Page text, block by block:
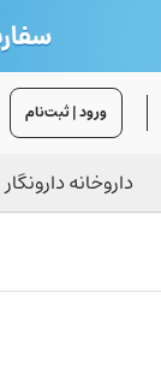
ورود | ثبت‌نام
داروخانه دارونگار